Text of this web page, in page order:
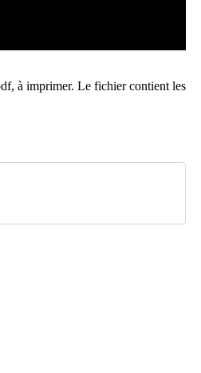
à imprimer. Le fichier contient les